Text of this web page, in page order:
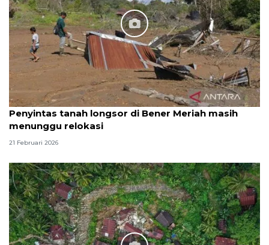
Penyintas tanah longsor di Bener Meriah masih
menunggu relokasi
21 Februari 2026